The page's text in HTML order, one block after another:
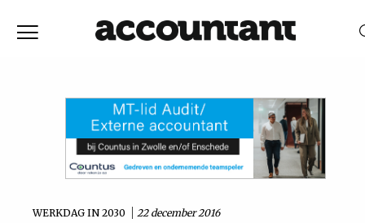
Discussie
Vaktechniek
WERKDAG IN 2030 22 december 2016
RELEVANTIEDATUM